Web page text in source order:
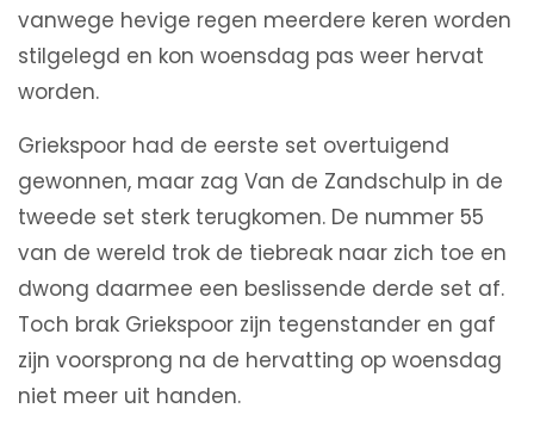
vanwege hevige regen meerdere keren worden
stilgelegd en kon woensdag pas weer hervat
worden.
Griekspoor had de eerste set overtuigend
gewonnen, maar zag Van de Zandschulp in de
tweede set sterk terugkomen. De nummer 55
van de wereld trok de tiebreak naar zich toe en
dwong daarmee een beslissende derde set af.
Toch brak Griekspoor zijn tegenstander en gaf
zijn voorsprong na de hervatting op woensdag
niet meer uit handen.